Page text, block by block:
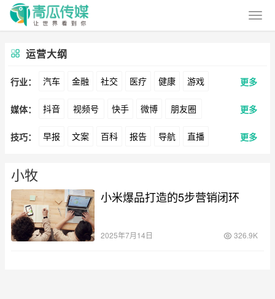
运营大纲
行业： 汽车 金融 社交 医疗 健康 游戏
动漫 美妆 美食 家装 教育 婚纱
酒旅 母婴 宠物 文娱 跨境 科技
更多
媒体： 抖音 视频号 快手 微博 朋友圈
公众号 B站 小红书 头条 知乎
最右 神马 谷歌 Facebook Tiktok
YouTube
更多
技巧： 早报 文案 百科 报告 导航 直播
涨粉 广告 推广 方案 策划 案例
数据 拉新
更多
小牧
小米爆品打造的5步营销闭环
2025年7月14日 326.9K